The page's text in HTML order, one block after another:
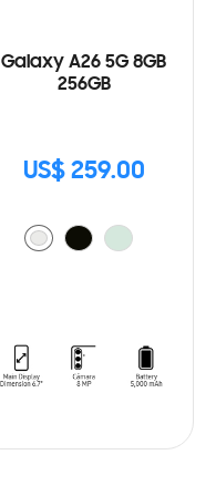
Galaxy A26 5G 8GB
256GB
US$ 259.00